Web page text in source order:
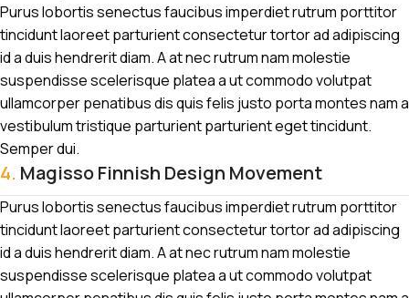
Purus lobortis senectus faucibus imperdiet rutrum porttitor
tincidunt laoreet parturient consectetur tortor ad adipiscing
id a duis hendrerit diam. A at nec rutrum nam molestie
suspendisse scelerisque platea a ut commodo volutpat
ullamcorper penatibus dis quis felis justo porta montes nam a
vestibulum tristique parturient parturient eget tincidunt.
Semper dui.
4. Magisso Finnish Design Movement
Purus lobortis senectus faucibus imperdiet rutrum porttitor
tincidunt laoreet parturient consectetur tortor ad adipiscing
id a duis hendrerit diam. A at nec rutrum nam molestie
suspendisse scelerisque platea a ut commodo volutpat